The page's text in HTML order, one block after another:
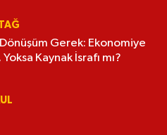
Gerek: Ekonomiye
Kaynak İsrafı mı?